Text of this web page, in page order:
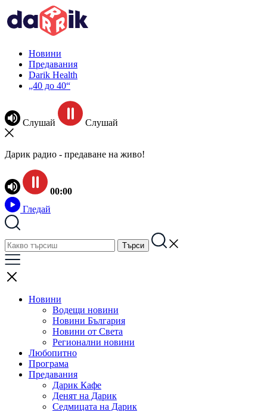
Новини
Предавания
Darik Health
„40 до 40“
Слушай Слушай
Дарик радио - предаване на живо!
00:00
Гледай
Новини
Водещи новини
Новини България
Новини от Света
Регионални новини
Любопитно
Програма
Предавания
Дарик Кафе
Денят на Дарик
Седмицата на Дарик